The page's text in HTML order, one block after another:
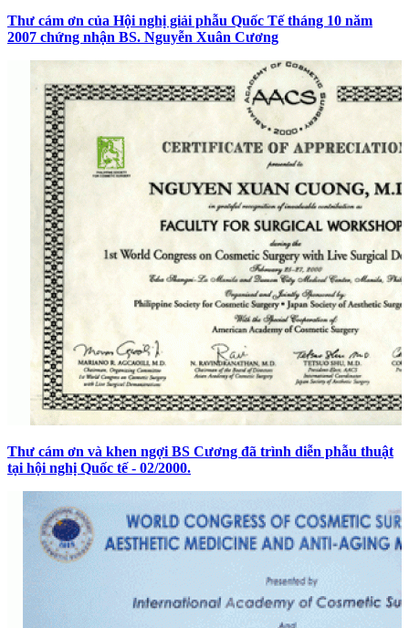
Thư cám ơn của Hội nghị giải phẫu Quốc Tế tháng 10 năm
2007 chứng nhận BS. Nguyễn Xuân Cương
Thư cám ơn và khen ngợi BS Cương đã trình diễn phẫu thuật
tại hội nghị Quốc tế - 02/2000.